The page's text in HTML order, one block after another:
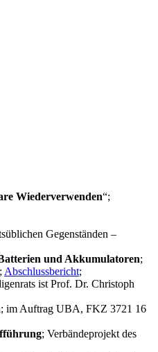
Wiederverwenden“;
Gegenständen –
und Akkumulatoren;
Abschlussbericht;
ist Prof. Dr. Christoph
; im Auftrag UBA, FKZ 3721 16
; Verbändeprojekt des